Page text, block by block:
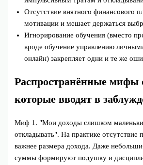
Отсутствие внятного финансового
мотивации и мешает держаться
Игнорирование обучения (вместо
вроде обучение управлению
онлайн) закрепляет одни и те же
Распространённые мифы
которые вводят в
Миф 1. "Мои доходы слишком
откладывать". На практике отсутствие
важнее размера дохода. Даже
суммы формируют подушку и